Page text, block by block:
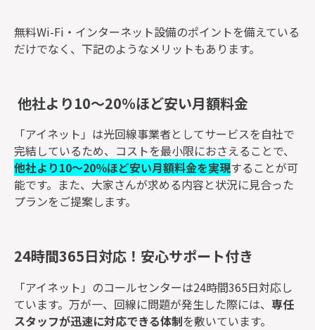
無料Wi-Fi・インターネット設備のポイントを備えている
だけでなく、下記のようなメリットもあります。
他社より10～20％ほど安い月額料金
「アイネット」は光回線事業者としてサービスを自社で
完結しているため、コストを最小限におさえることで、
他社より10～20％ほど安い月額料金を実現することが可
能です。また、大家さんが求める内容と状況に見合った
プランをご提案します。
24時間365日対応！安心サポート付き
「アイネット」のコールセンターは24時間365日対応し
ています。万が一、回線に問題が発生した際には、 専任
スタッフが迅速に対応できる体制を敷いています。